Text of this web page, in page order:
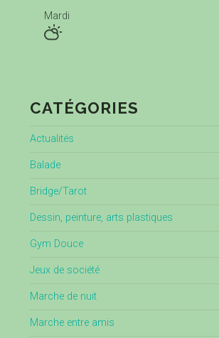
Mardi
CATÉGORIES
Actualités
Balade
Bridge/Tarot
Dessin, peinture, arts plastiques
Gym Douce
Jeux de société
Marche de nuit
Marche entre amis